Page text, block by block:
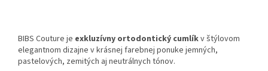
BIBS Couture je exkluzívny ortodontický cumlíkv štýlovom
elegantnom dizajne v krásnej farebnej ponuke jemných,
pastelových, zemitých aj neutrálnych tónov.